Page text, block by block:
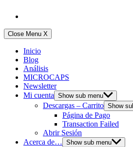
Close Menu X
Inicio
Blog
Análisis
MICROCAPS
Newsletter
Mi cuenta Show sub menu
Descargas – Carrito Show
Página de Pago
Transaction Failed
Abrir Sesión
Acerca de… Show sub menu